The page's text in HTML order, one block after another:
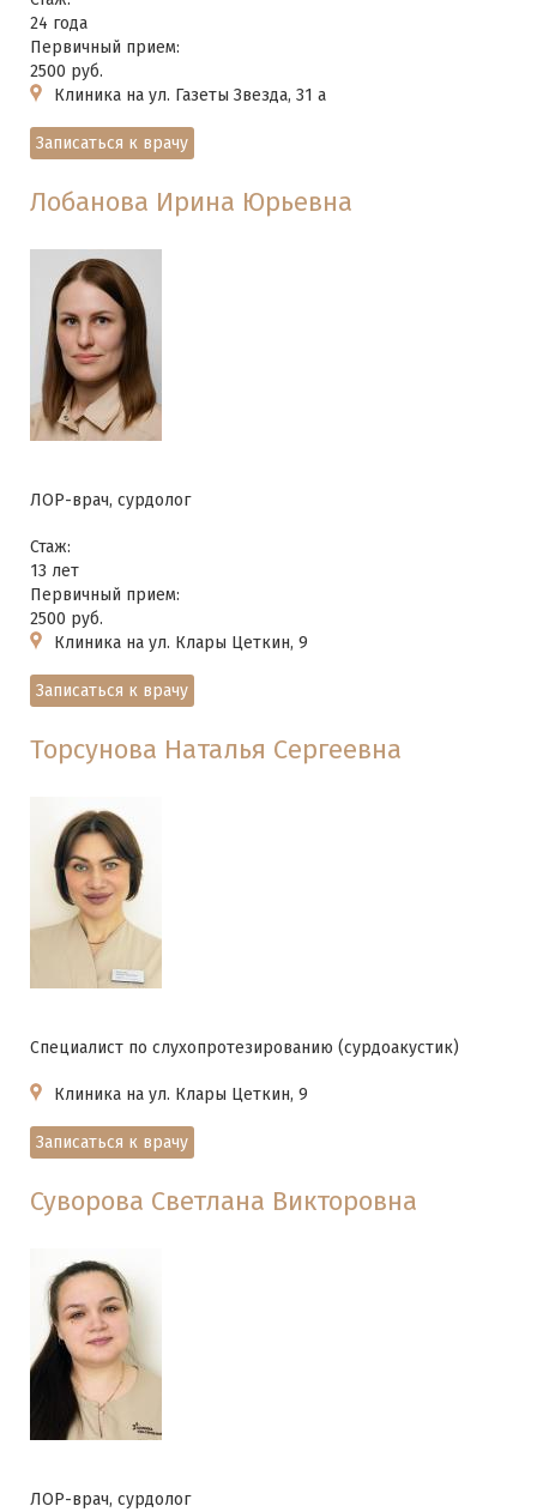
24 года
Первичный прием:
2500 руб.
Клиника на ул. Газеты Звезда, 31 а
Записаться к врачу
Лобанова Ирина Юрьевна
ЛОР-врач, сурдолог
Стаж:
13 лет
Первичный прием:
2500 руб.
Клиника на ул. Клары Цеткин, 9
Записаться к врачу
Торсунова Наталья Сергеевна
Специалист по слухопротезированию (сурдоакустик)
Клиника на ул. Клары Цеткин, 9
Записаться к врачу
Суворова Светлана Викторовна
ЛОР-врач, сурдолог